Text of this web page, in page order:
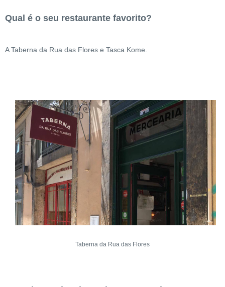
Qual é o seu restaurante favorito?
A Taberna da Rua das Flores e Tasca Kome.
Taberna da Rua das Flores